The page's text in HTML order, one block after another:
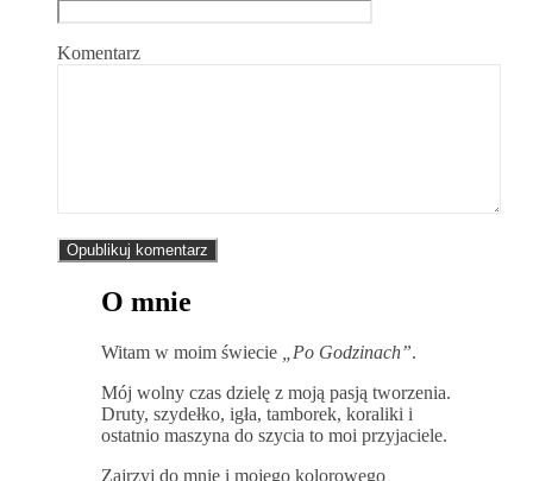
Komentarz
O mnie
Witam w moim świecie „Po Godzinach”.
Mój wolny czas dzielę z moją pasją tworzenia.
Druty, szydełko, igła, tamborek, koraliki i
ostatnio maszyna do szycia to moi przyjaciele.
Zajrzyj do mnie i mojego kolorowego